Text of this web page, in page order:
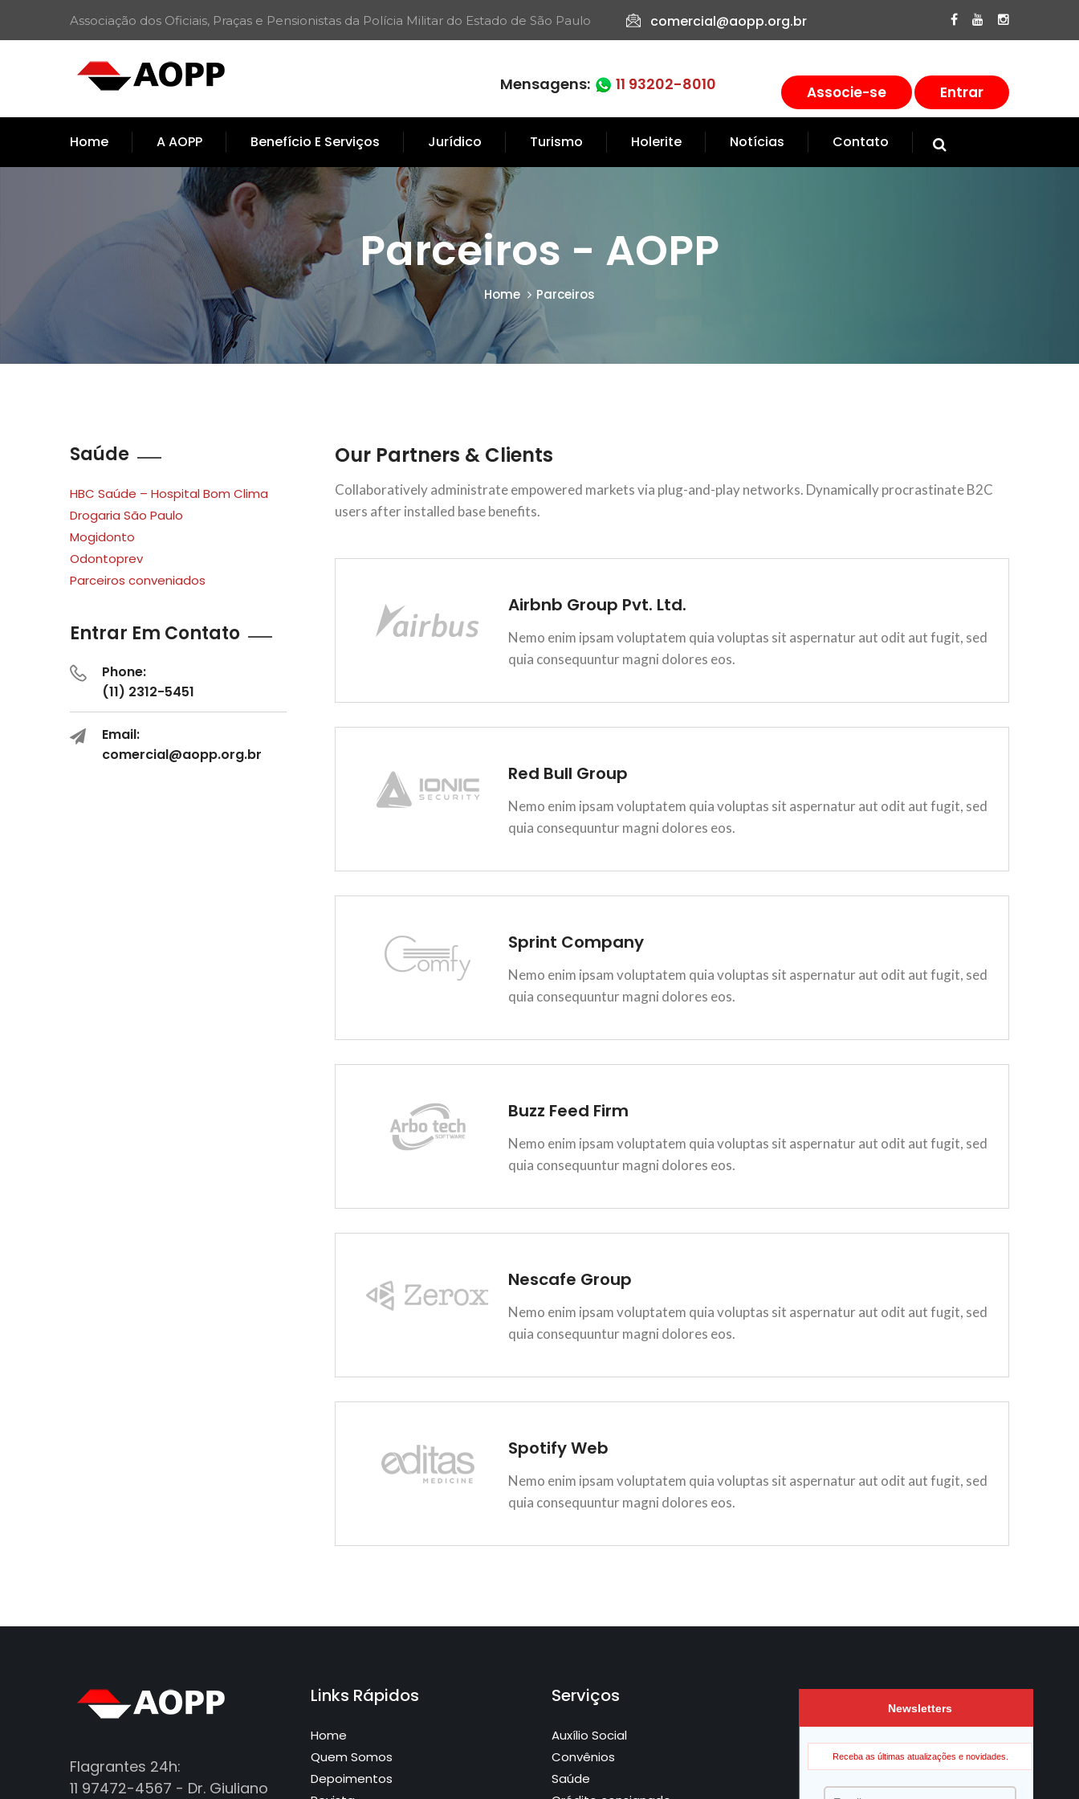
Associação dos Oficiais, Praças e Pensionistas da Polícia Militar do Estado de São Paulo​ comercial@aopp.org.br
Mensagens: 11 93202-8010 Associe-se Entrar
Home A AOPP Benefício E Serviços Jurídico Turismo Holerite Notícias Contato
Parceiros - AOPP
Home Parceiros
Saúde
HBC Saúde – Hospital Bom Clima
Drogaria São Paulo
Mogidonto
Odontoprev
Parceiros conveniados
Entrar Em Contato
Phone:
(11) 2312-5451
Email:
comercial@aopp.org.br
Our Partners & Clients
Collaboratively administrate empowered markets via plug-and-play networks. Dynamically procrastinate B2C
users after installed base benefits.
Airbnb Group Pvt. Ltd.
Nemo enim ipsam voluptatem quia voluptas sit aspernatur aut odit aut fugit, sed
quia consequuntur magni dolores eos.
Red Bull Group
Nemo enim ipsam voluptatem quia voluptas sit aspernatur aut odit aut fugit, sed
quia consequuntur magni dolores eos.
Sprint Company
Nemo enim ipsam voluptatem quia voluptas sit aspernatur aut odit aut fugit, sed
quia consequuntur magni dolores eos.
Buzz Feed Firm
Nemo enim ipsam voluptatem quia voluptas sit aspernatur aut odit aut fugit, sed
quia consequuntur magni dolores eos.
Nescafe Group
Nemo enim ipsam voluptatem quia voluptas sit aspernatur aut odit aut fugit, sed
quia consequuntur magni dolores eos.
Spotify Web
Nemo enim ipsam voluptatem quia voluptas sit aspernatur aut odit aut fugit, sed
quia consequuntur magni dolores eos.
Flagrantes 24h:
11 97472-4567 - Dr. Giuliano
Links Rápidos
Home
Quem Somos
Depoimentos
Serviços
Auxílio Social
Convênios
Saúde